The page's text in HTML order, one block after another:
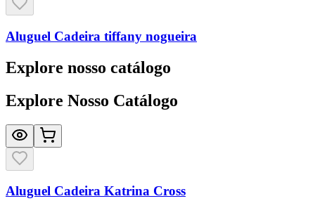
Aluguel Cadeira tiffany nogueira
Explore nosso catálogo
Explore Nosso Catálogo
Aluguel Cadeira Katrina Cross